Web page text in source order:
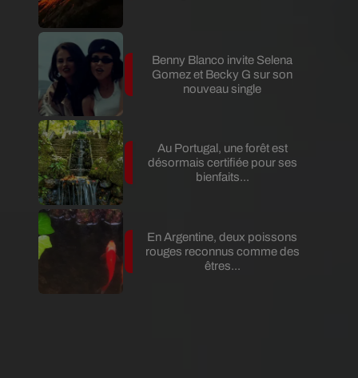
Benny Blanco invite Selena
Gomez et Becky G sur son
nouveau single
Au Portugal, une forêt est
désormais certifiée pour ses
bienfaits...
En Argentine, deux poissons
rouges reconnus comme des
êtres...